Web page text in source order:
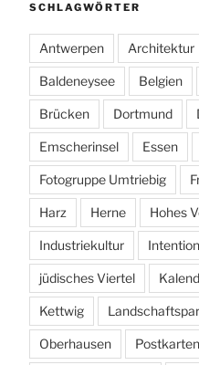
SCHLAGWÖRTER
Antwerpen Architektur
Baldeneysee Belgien
Brücken Dortmund
Emscherinsel Essen
Fotogruppe Umtriebig
Harz Herne Hohes
Industriekultur
jüdisches Viertel
Kettwig
Oberhausen Postkarten